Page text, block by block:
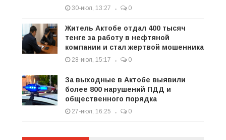
30-июл, 13:27 0
Житель Актобе отдал 400 тысяч
тенге за работу в нефтяной
компании и стал жертвой мошенника
28-июл, 15:17 0
За выходные в Актобе выявили
более 800 нарушений ПДД и
общественного порядка
27-июл, 16:25 0